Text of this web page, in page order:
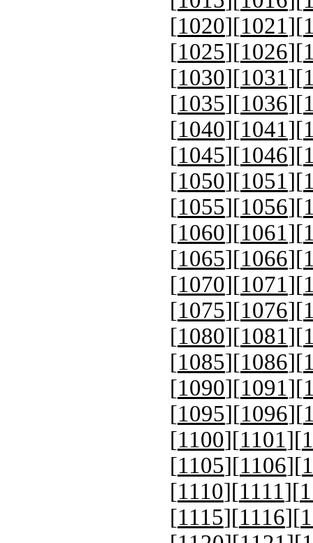
[1020][1021][
[1025][1026][
[1030][1031][
[1035][1036][
[1040][1041][
[1045][1046][
[1050][1051][
[1055][1056][
[1060][1061][
[1065][1066][
[1070][1071][
[1075][1076][
[1080][1081][
[1085][1086][
[1090][1091][
[1095][1096][
[1100][1101][
[1105][1106][
[1110][1111][
[1115][1116][